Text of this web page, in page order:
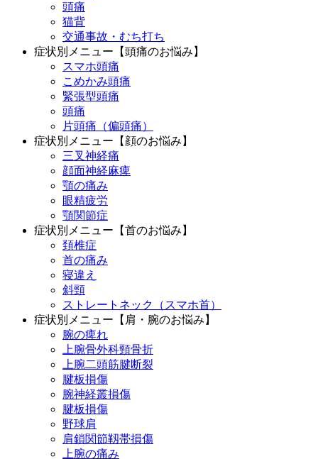
頭痛
猫背
交通事故・むち打ち
症状別メニュー【頭痛のお悩み】
スマホ頭痛
こめかみ頭痛
緊張型頭痛
頭痛
片頭痛（偏頭痛）
症状別メニュー【顔のお悩み】
三叉神経痛
顔面神経麻痺
顎の痛み
眼精疲労
顎関節症
症状別メニュー【首のお悩み】
頚椎症
首の痛み
寝違え
斜頸
ストレートネック（スマホ首）
症状別メニュー【肩・腕のお悩み】
腕の痺れ
上腕骨外科頸骨折
上腕二頭筋腱断裂
腱板損傷
腕神経叢損傷
腱板損傷
野球肩
肩鎖関節靱帯損傷
上腕の痛み